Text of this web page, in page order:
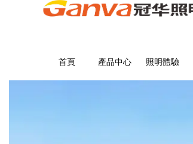
首頁 產品中心 照明體驗